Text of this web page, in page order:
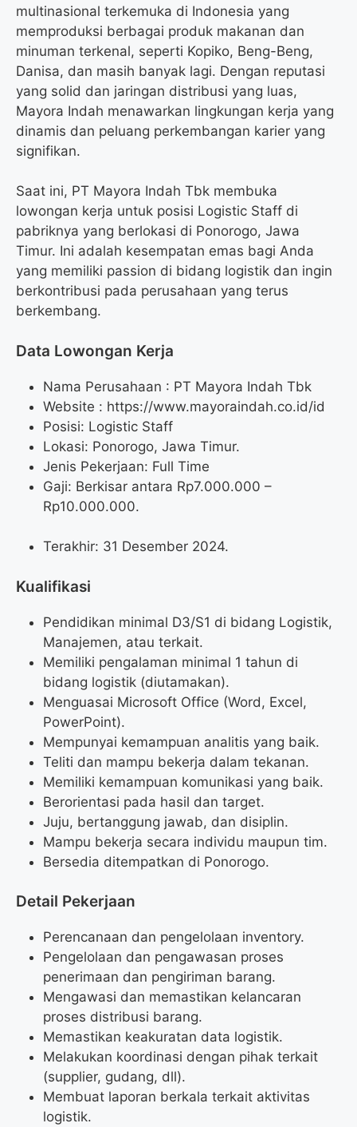
multinasional terkemuka di Indonesia yang
memproduksi berbagai produk makanan dan
minuman terkenal, seperti Kopiko, Beng-Beng,
Danisa, dan masih banyak lagi. Dengan reputasi
yang solid dan jaringan distribusi yang luas,
Mayora Indah menawarkan lingkungan kerja yang
dinamis dan peluang perkembangan karier yang
signifikan.
Saat ini, PT Mayora Indah Tbk membuka
lowongan kerja untuk posisi Logistic Staff di
pabriknya yang berlokasi di Ponorogo, Jawa
Timur. Ini adalah kesempatan emas bagi Anda
yang memiliki passion di bidang logistik dan ingin
berkontribusi pada perusahaan yang terus
berkembang.
Data Lowongan Kerja
Nama Perusahaan : PT Mayora Indah Tbk
Website : https://www.mayoraindah.co.id/id
Posisi: Logistic Staff
Lokasi: Ponorogo, Jawa Timur.
Jenis Pekerjaan: Full Time
Gaji: Berkisar antara Rp7.000.000 –
Rp10.000.000.
Terakhir: 31 Desember 2024.
Kualifikasi
Pendidikan minimal D3/S1 di bidang Logistik,
Manajemen, atau terkait.
Memiliki pengalaman minimal 1 tahun di
bidang logistik (diutamakan).
Menguasai Microsoft Office (Word, Excel,
PowerPoint).
Mempunyai kemampuan analitis yang baik.
Teliti dan mampu bekerja dalam tekanan.
Memiliki kemampuan komunikasi yang baik.
Berorientasi pada hasil dan target.
Juju, bertanggung jawab, dan disiplin.
Mampu bekerja secara individu maupun tim.
Bersedia ditempatkan di Ponorogo.
Detail Pekerjaan
Perencanaan dan pengelolaan inventory.
Pengelolaan dan pengawasan proses
penerimaan dan pengiriman barang.
Mengawasi dan memastikan kelancaran
proses distribusi barang.
Memastikan keakuratan data logistik.
Melakukan koordinasi dengan pihak terkait
(supplier, gudang, dll).
Membuat laporan berkala terkait aktivitas
logistik.